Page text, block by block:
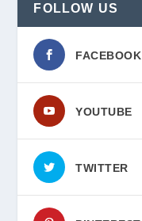
FOLLOW US
FACEBOOK
YOUTUBE
TWITTER